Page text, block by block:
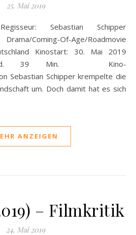
25. Mai 2019
Of-Age/Roadmovie
Kinostart: 30. Mai 2019
39 Min. Kino-
Sebastian Schipper krempelte die
um. Doch damit hat es sich
ANZEIGEN
– Filmkritik
24. Mai 2019